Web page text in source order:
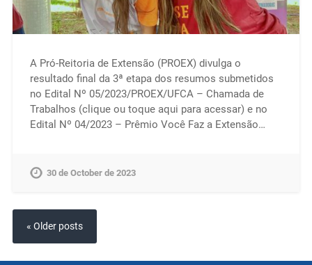
A Pró-Reitoria de Extensão (PROEX) divulga o
resultado final da 3ª etapa dos resumos submetidos
no Edital Nº 05/2023/PROEX/UFCA – Chamada de
Trabalhos (clique ou toque aqui para acessar) e no
Edital Nº 04/2023 – Prêmio Você Faz a Extensão…
30 de October de 2023
« Older posts